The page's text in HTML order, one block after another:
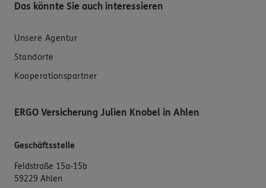
Das könnte Sie auch interessieren
Unsere Agentur
Standorte
Kooperationspartner
ERGO Versicherung Julien Knobel in Ahlen
Geschäftsstelle
Feldstraße 15a-15b
59229 Ahlen